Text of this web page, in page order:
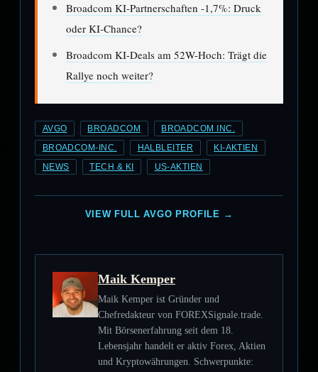
Broadcom KI-Partnerschaften -1,7%: Druck
oder KI-Chance?
Broadcom KI-Deals am 52W-Hoch: Trägt die
Rallye noch weiter?
AVGO BROADCOM BROADCOM INC.
BROADCOM-INC. HALBLEITER KI-AKTIEN
NEWS TECH & KI US-AKTIEN
VIEW FULL AVGO PROFILE →
Maik Kemper
Maik Kemper ist Gründer und
Chefredakteur von FOREXSignale.trade.
Mit Börsenerfahrung seit dem 18.
Lebensjahr handelt er aktiv Forex, Aktien
und Kryptowährungen. Schwerpunkte: